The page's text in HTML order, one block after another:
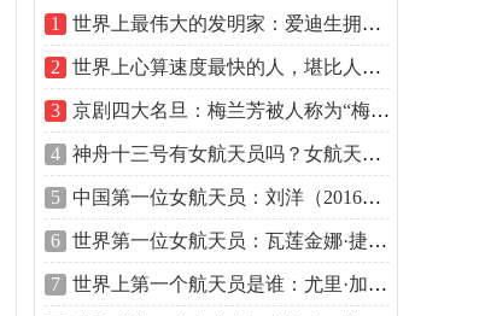
1 世界上最伟大的发明家：爱迪生拥有超过
2 世界上心算速度最快的人，堪比人体计算
3 京剧四大名旦：梅兰芳被人称为“梅派大
4 神舟十三号有女航天员吗？女航天员可能
5 中国第一位女航天员：刘洋（2016年6月搭
6 世界第一位女航天员：瓦莲金娜·捷列什
7 世界上第一个航天员是谁：尤里·加加林